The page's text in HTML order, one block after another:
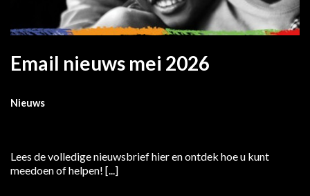
Email nieuws mei 2026
Nieuws
Lees de volledige nieuwsbrief hier en ontdek hoe u kunt
meedoen of helpen! [...]